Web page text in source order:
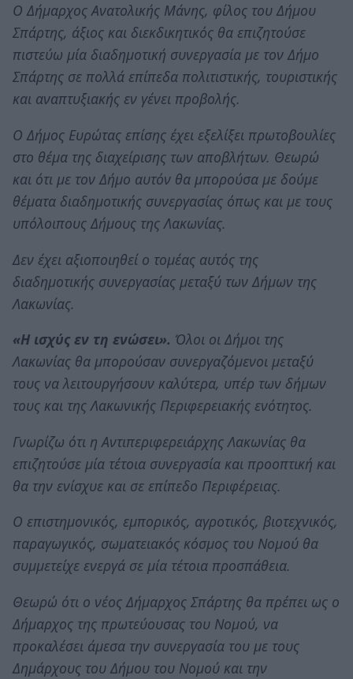
Ο Δήμαρχος Ανατολικής Μάνης, φίλος του Δήμου
Σπάρτης, άξιος και διεκδικητικός θα επιζητούσε
πιστεύω μία διαδημοτική συνεργασία με τον Δήμο
Σπάρτης σε πολλά επίπεδα πολιτιστικής, τουριστικής
και αναπτυξιακής εν γένει προβολής.
Ο Δήμος Ευρώτας επίσης έχει εξελίξει πρωτοβουλίες
στο θέμα της διαχείρισης των αποβλήτων. Θεωρώ
και ότι με τον Δήμο αυτόν θα μπορούσα με δούμε
θέματα διαδημοτικής συνεργασίας όπως και με τους
υπόλοιπους Δήμους της Λακωνίας.
Δεν έχει αξιοποιηθεί ο τομέας αυτός της
διαδημοτικής συνεργασίας μεταξύ των Δήμων της
Λακωνίας.
«Η ισχύς εν τη ενώσει». Όλοι οι Δήμοι της
Λακωνίας θα μπορούσαν συνεργαζόμενοι μεταξύ
τους να λειτουργήσουν καλύτερα, υπέρ των δήμων
τους και της Λακωνικής Περιφερειακής ενότητος.
Γνωρίζω ότι η Αντιπεριφερειάρχης Λακωνίας θα
επιζητούσε μία τέτοια συνεργασία και προοπτική και
θα την ενίσχυε και σε επίπεδο Περιφέρειας.
Ο επιστημονικός, εμπορικός, αγροτικός, βιοτεχνικός,
παραγωγικός, σωματειακός κόσμος του Νομού θα
συμμετείχε ενεργά σε μία τέτοια προσπάθεια.
Θεωρώ ότι ο νέος Δήμαρχος Σπάρτης θα πρέπει ως ο
Δήμαρχος της πρωτεύουσας του Νομού, να
προκαλέσει άμεσα την συνεργασία του με τους
Δημάρχους του Δήμου του Νομού και την